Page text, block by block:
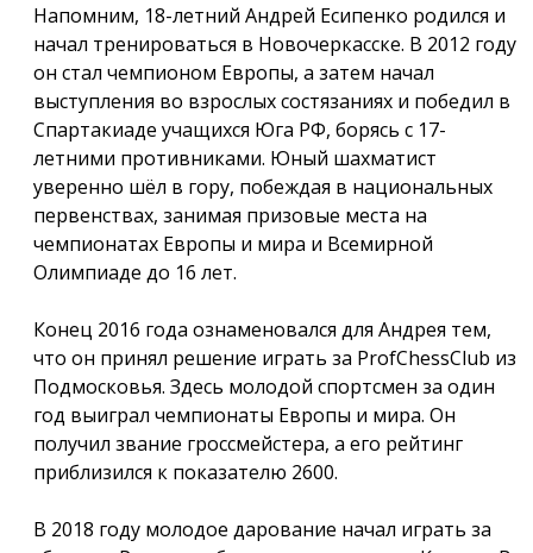
Напомним, 18-летний Андрей Есипенко родился и
начал тренироваться в Новочеркасске. В 2012 году
он стал чемпионом Европы, а затем начал
выступления во взрослых состязаниях и победил в
Спартакиаде учащихся Юга РФ, борясь с 17-
летними противниками. Юный шахматист
уверенно шёл в гору, побеждая в национальных
первенствах, занимая призовые места на
чемпионатах Европы и мира и Всемирной
Олимпиаде до 16 лет.
Конец 2016 года ознаменовался для Андрея тем,
что он принял решение играть за ProfChessClub из
Подмосковья. Здесь молодой спортсмен за один
год выиграл чемпионаты Европы и мира. Он
получил звание гроссмейстера, а его рейтинг
приблизился к показателю 2600.
В 2018 году молодое дарование начал играть за